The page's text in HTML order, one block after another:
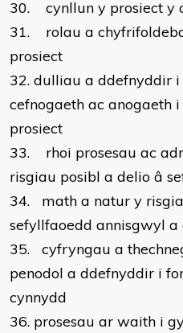
30.
cynllun y prosiect y
31.
rolau a
prosiect
32. dulliau a ddefnyddir
cefnogaeth ac anogaeth
prosiect
33.
rhoi prosesau ac
risgiau posibl a delio â
34.
math a natur y
sefyllfaoedd annisgwyl a
35.
cyfryngau a
penodol a ddefnyddir i
cynnydd
36. prosesau ar waith i